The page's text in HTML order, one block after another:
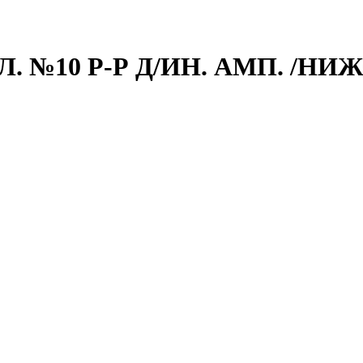
№10 Р-Р Д/ИН. АМП. /